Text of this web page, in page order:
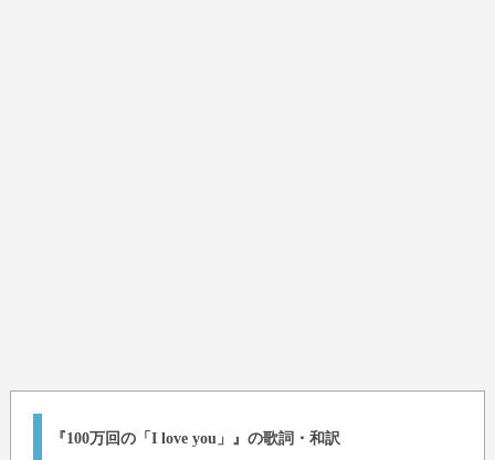
『100万回の「I love you」』の歌詞・和訳